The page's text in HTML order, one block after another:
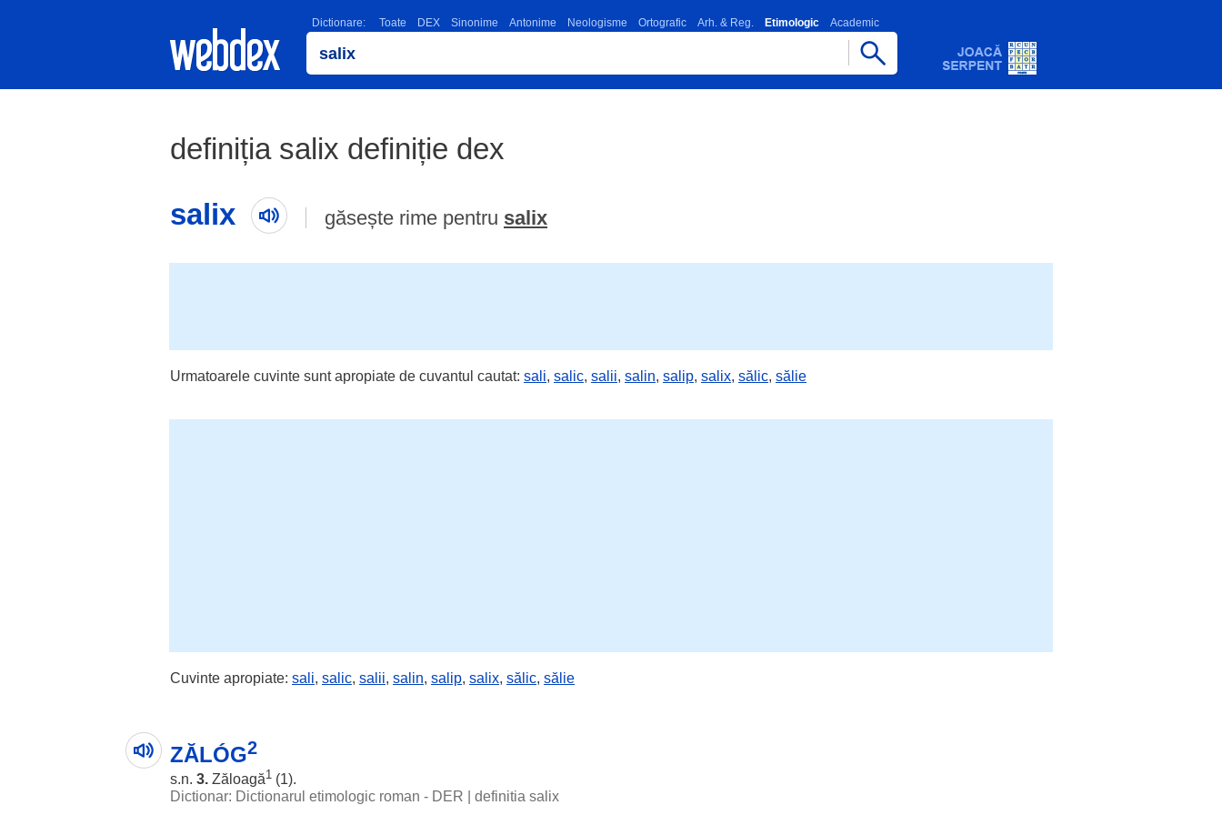
Dictionare: Toate DEX Sinonime Antonime Neologisme Ortografic Arh. & Reg. Etimologic Academic
definiția salix definiție dex
salix
găsește rime pentru salix
Urmatoarele cuvinte sunt apropiate de cuvantul cautat: sali, salic, salii, salin, salip, salix, sălic, sălie
Cuvinte apropiate: sali, salic, salii, salin, salip, salix, sălic, sălie
ZĂLÓG2
s.n. 3. Zăloagă1 (1).
Dictionar: Dictionarul etimologic roman - DER
definitia salix